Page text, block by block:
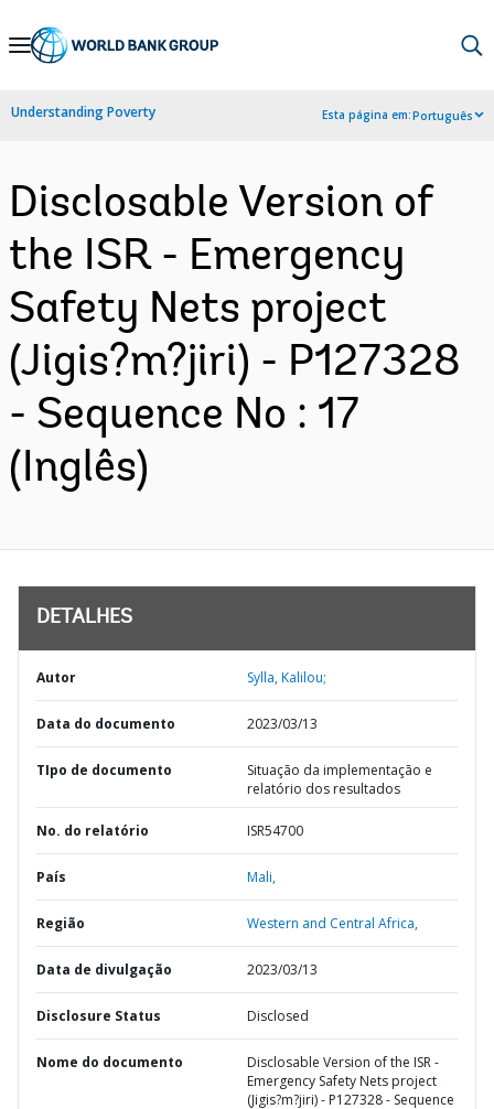
Skip
Navigation
Understanding Poverty Esta página em:Português
Disclosable Version of
the ISR - Emergency
Safety Nets project
(Jigis?m?jiri) - P127328
- Sequence No : 17
(Inglês)
DETALHES
Autor Sylla, Kalilou;
Data do documento 2023/03/13
TIpo de documento
Situação da implementação e
relatório dos resultados
No. do relatório ISR54700
País Mali,
Região Western and Central Africa,
Data de divulgação 2023/03/13
Disclosure Status Disclosed
Nome do documento
Disclosable Version of the ISR -
Emergency Safety Nets project
(Jigis?m?jiri) - P127328 - Sequence